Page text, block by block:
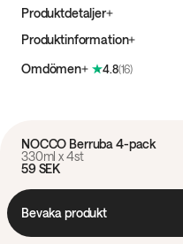
Produktdetaljer
Produktinformation
Omdömen
4.8(16)
NOCCO Berruba 4-pack
330ml x 4st
59 SEK
Bevaka produkt